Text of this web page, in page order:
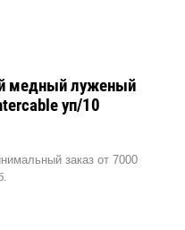
медный луженый
уп/10
заказ от 7000